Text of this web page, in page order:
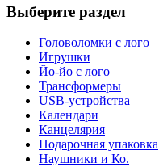
Выберите раздел
Головоломки с лого
Игрушки
Йо-йо с лого
Трансформеры
USB-устройства
Календари
Канцелярия
Подарочная упаковка
Наушники и Ко.